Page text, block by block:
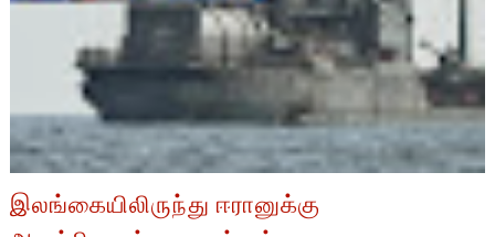
இலங்கையிலிருந்து ஈரானுக்கு